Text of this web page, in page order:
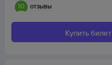
10
отзывы
Купить билет